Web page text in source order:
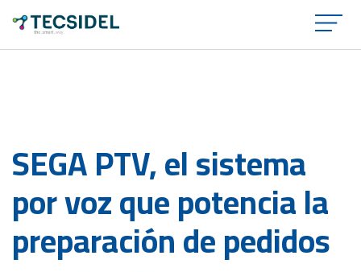
×
SEGA PTV, el sistema
por voz que potencia la
preparación de pedidos